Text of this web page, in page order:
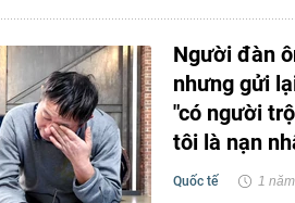
Người đàn
nhưng gửi
"có người
tôi là nạn
Quốc tế 1